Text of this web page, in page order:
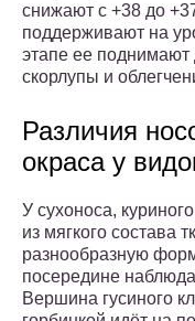
снижают с +38 до
поддерживают на
этапе ее поднимают
скорлупы и
Различия
окраса у
У сухоноса,
из мягкого состава
разнообразную
посередине
Вершина гусиного